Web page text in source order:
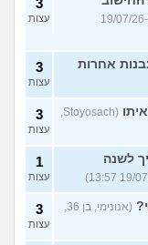
(ירין, בת 19, כתבה ב-19/07/26
עצות
אחרות 3
עצות
3
עצות
לשנה
1
עצות
3
עצות